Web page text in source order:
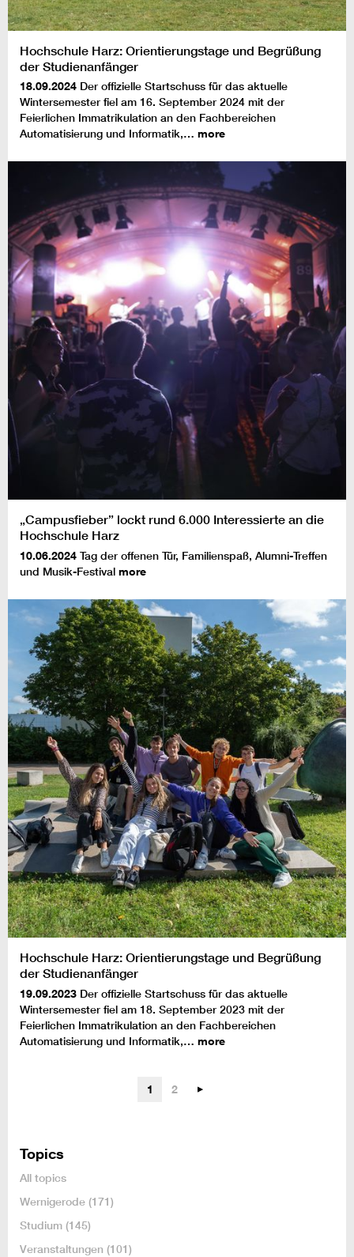
Hochschule Harz: Orientierungstage und Begrüßung
der Studienanfänger
18.09.2024 Der offizielle Startschuss für das aktuelle
Wintersemester fiel am 16. September 2024 mit der
Feierlichen Immatrikulation an den Fachbereichen
Automatisierung und Informatik,… more
„Campusfieber” lockt rund 6.000 Interessierte an die
Hochschule Harz
10.06.2024 Tag der offenen Tür, Familienspaß, Alumni-Treffen
und Musik-Festival more
Hochschule Harz: Orientierungstage und Begrüßung
der Studienanfänger
19.09.2023 Der offizielle Startschuss für das aktuelle
Wintersemester fiel am 18. September 2023 mit der
Feierlichen Immatrikulation an den Fachbereichen
Automatisierung und Informatik,… more
1 2
Topics
All topics
Wernigerode (171)
Studium (145)
Veranstaltungen (101)